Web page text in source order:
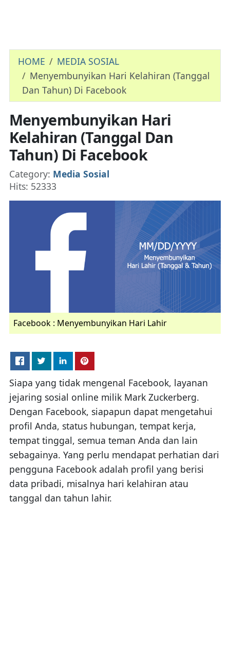
HOME
MEDIA SOSIAL
Menyembunyikan Hari Kelahiran (Tanggal
Dan Tahun) Di Facebook
Menyembunyikan Hari
Kelahiran (Tanggal Dan
Tahun) Di Facebook
Details
Category: Media Sosial
Hits: 52333
Facebook : Menyembunyikan Hari Lahir
Siapa yang tidak mengenal Facebook, layanan
jejaring sosial online milik Mark Zuckerberg.
Dengan Facebook, siapapun dapat mengetahui
profil Anda, status hubungan, tempat kerja,
tempat tinggal, semua teman Anda dan lain
sebagainya. Yang perlu mendapat perhatian dari
pengguna Facebook adalah profil yang berisi
data pribadi, misalnya hari kelahiran atau
tanggal dan tahun lahir.